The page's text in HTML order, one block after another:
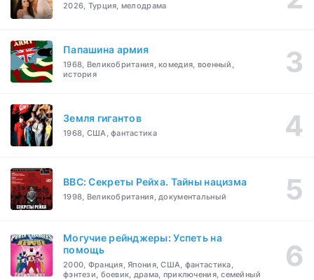
2026, Турция, мелодрама
Папашина армия
1968, Великобритания, комедия, военный,
история
Земля гигантов
1968, США, фантастика
BBC: Секреты Рейха. Тайны нацизма
1998, Великобритания, документальный
Могучие рейнджеры: Успеть на
помощь
2000, Франция, Япония, США, фантастика,
фэнтези, боевик, драма, приключения, семейный